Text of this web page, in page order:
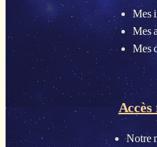
Mes
Mes
Mes
Notre